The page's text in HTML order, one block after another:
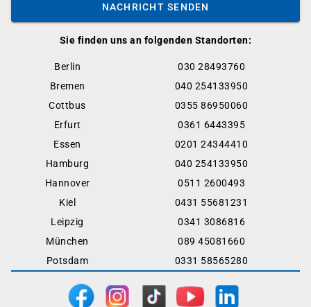
Sie finden uns an folgenden Standorten:
Berlin
030 28493760
Bremen
040 254133950
Cottbus
0355 86950060
Erfurt
0361 6443395
Essen
0201 24344410
Hamburg
040 254133950
Hannover
0511 2600493
Kiel
0431 55681231
Leipzig
0341 3086816
München
089 45081660
Potsdam
0331 58565280
NACHRICHT SENDEN